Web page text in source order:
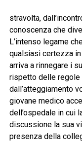
stravolta,
conoscenza che
L’intenso legame
qualsiasi certezza
arriva a rinnegare i
rispetto delle regole
dall’atteggiamento
giovane medico
dell’ospedale in cui
discussione la sua
presenza della